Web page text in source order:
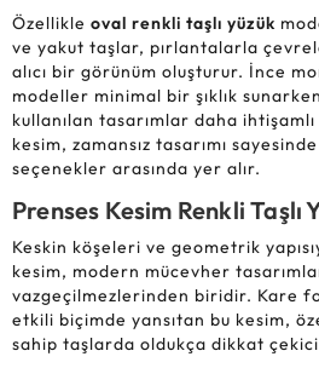
Özellikle oval renkli taşlı yüzük
ve yakut taşlar, pırlantalarla
alıcı bir görünüm oluşturur. İnce
modeller minimal bir şıklık
kullanılan tasarımlar daha
kesim, zamansız tasarımı
seçenekler arasında yer alır.
Prenses Kesim Renkli Taşlı
Keskin köşeleri ve geometrik
kesim, modern mücevher
vazgeçilmezlerinden biridir. Kare
etkili biçimde yansıtan bu kesim,
sahip taşlarda oldukça dikkat